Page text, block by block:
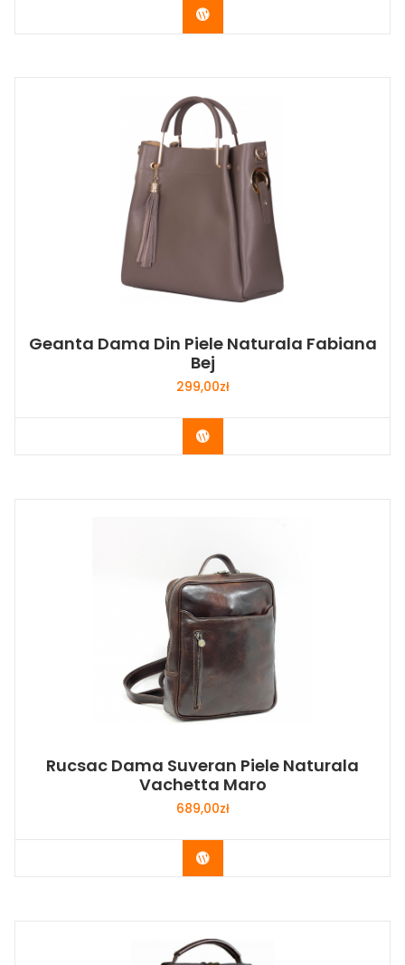
Buy Now
Geanta Dama Din Piele Naturala Fabiana
Bej
299,00zł
Buy Now
Rucsac Dama Suveran Piele Naturala
Vachetta Maro
689,00zł
Buy Now